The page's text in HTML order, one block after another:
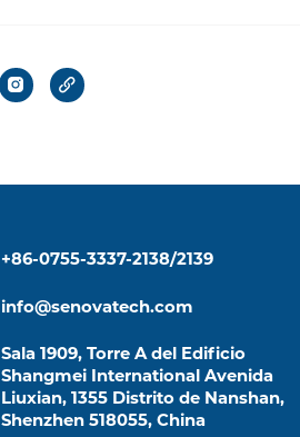
+86-0755-3337-2138/2139
info@senovatech.com
Sala 1909, Torre A del Edificio
Shangmei International Avenida
Liuxian, 1355 Distrito de Nanshan,
Shenzhen 518055, China